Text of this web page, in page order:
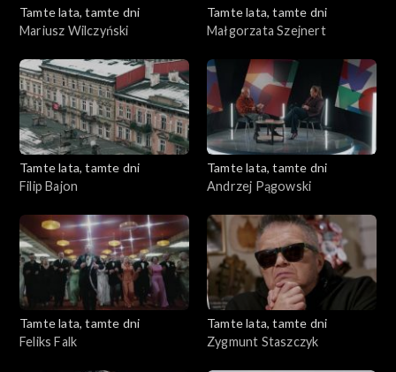
Tamte lata, tamte dni
Mariusz Wilczyński
Tamte lata, tamte dni
Małgorzata Szejnert
Tamte lata, tamte dni
Filip Bajon
Tamte lata, tamte dni
Andrzej Pągowski
Tamte lata, tamte dni
Feliks Falk
Tamte lata, tamte dni
Zygmunt Staszczyk